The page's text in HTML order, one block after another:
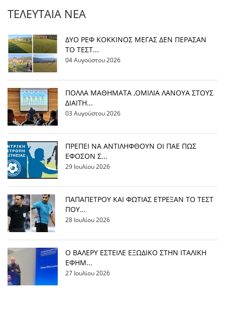
ΤΕΛΕΥΤΑΊΑ ΝΈΑ
ΔΥΟ ΡΕΦ ΚΟΚΚΙΝΟΣ ΜΕΓΑΣ ΔΕΝ ΠΕΡΑΣΑΝ
ΤΟ ΤΕΣΤ...
04 Αυγούστου 2026
ΠΟΛΛΑ ΜΑΘΗΜΑΤΑ ,ΟΜΙΛΙΑ ΛΑΝΟΥΑ ΣΤΟΥΣ
ΔΙΑΙΤΗ...
03 Αυγούστου 2026
ΠΡΕΠΕΙ ΝΑ ΑΝΤΙΛΗΦΘΟΥΝ ΟΙ ΠΑΕ ΠΩΣ
ΕΦΟΣΟΝ Σ...
29 Ιουλίου 2026
ΠΑΠΑΠΕΤΡΟΥ ΚΑΙ ΦΩΤΙΑΣ ΕΤΡΕΞΑΝ ΤΟ ΤΕΣΤ
ΠΟΥ...
28 Ιουλίου 2026
Ο ΒΑΛΕΡΥ ΕΣΤΕΙΛΕ ΕΞΩΔΙΚΟ ΣΤΗΝ ΙΤΑΛΙΚΗ
ΕΦΗΜ...
27 Ιουλίου 2026